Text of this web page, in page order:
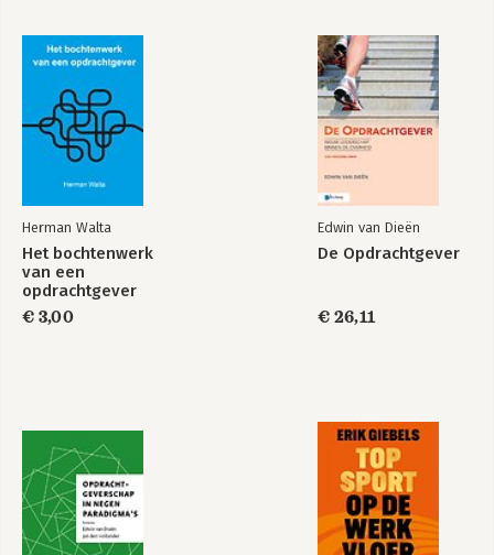
Opdrachtgeverschap
in negen
Bekijk alle boeken
Herman Walta
Het bochtenwerk
van een
opdrachtgever
€ 3,00
Edwin van Dieën
De Opdrachtgever
€ 26,11